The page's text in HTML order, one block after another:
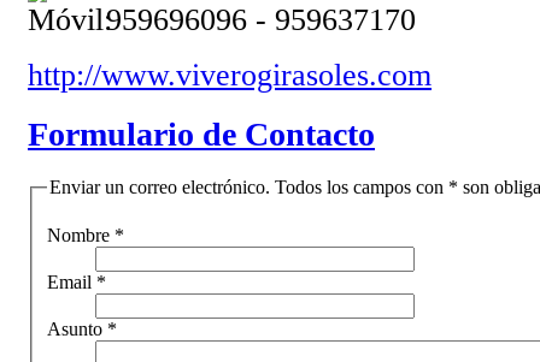
959696096 - 959637170
http://www.viverogirasoles.com
Formulario de Contacto
Enviar un correo electrónico. Todos los campos con * son
Nombre *
Email *
Asunto *